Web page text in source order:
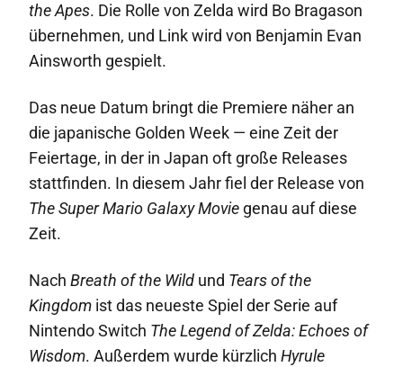
the Apes. Die Rolle von Zelda wird Bo Bragason
übernehmen, und Link wird von Benjamin Evan
Ainsworth gespielt.
Das neue Datum bringt die Premiere näher an
die japanische Golden Week — eine Zeit der
Feiertage, in der in Japan oft große Releases
stattfinden. In diesem Jahr fiel der Release von
The Super Mario Galaxy Movie genau auf diese
Zeit.
Nach Breath of the Wild und Tears of the
Kingdom ist das neueste Spiel der Serie auf
Nintendo Switch The Legend of Zelda: Echoes of
Wisdom. Außerdem wurde kürzlich Hyrule